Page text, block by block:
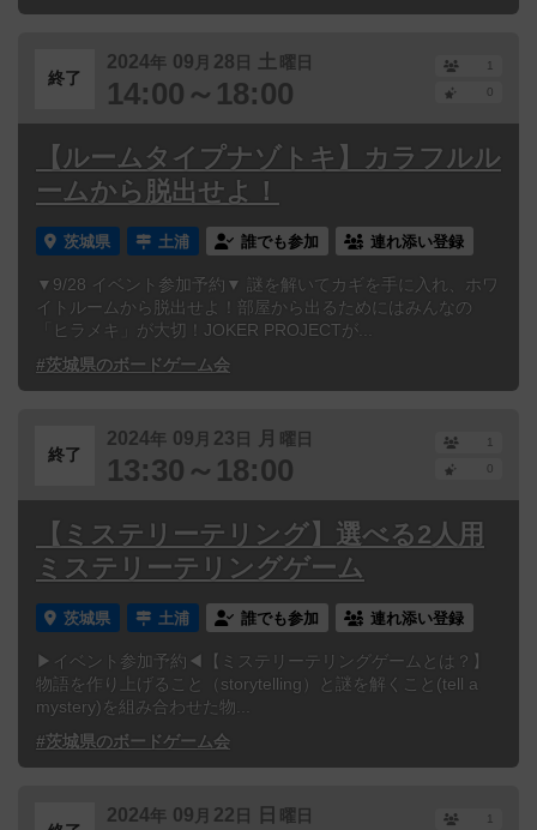
終了
2024年 09 月 28 日 土 曜日
14:00～18:00
1
0
【ルームタイプナゾトキ】カラフルル
ームから脱出せよ！
茨城県 土浦 誰でも参加 連れ添い登録
▼9/28 イベント参加予約▼ 謎を解いてカギを手に入れ、ホワ
イトルームから脱出せよ！部屋から出るためにはみんなの
「ヒラメキ」が大切！JOKER PROJECTが...
#茨城県のボードゲーム会
終了
2024年 09 月 23 日 月 曜日
13:30～18:00
1
0
【ミステリーテリング】選べる2人用
ミステリーテリングゲーム
茨城県 土浦 誰でも参加 連れ添い登録
▶イベント参加予約◀【ミステリーテリングゲームとは？】
物語を作り上げること（storytelling）と謎を解くこと(tell a
mystery)を組み合わせた物...
#茨城県のボードゲーム会
2024年 09 月 22 日 日 曜日 1